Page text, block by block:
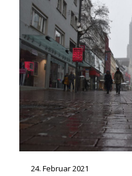
24. Februar 2021